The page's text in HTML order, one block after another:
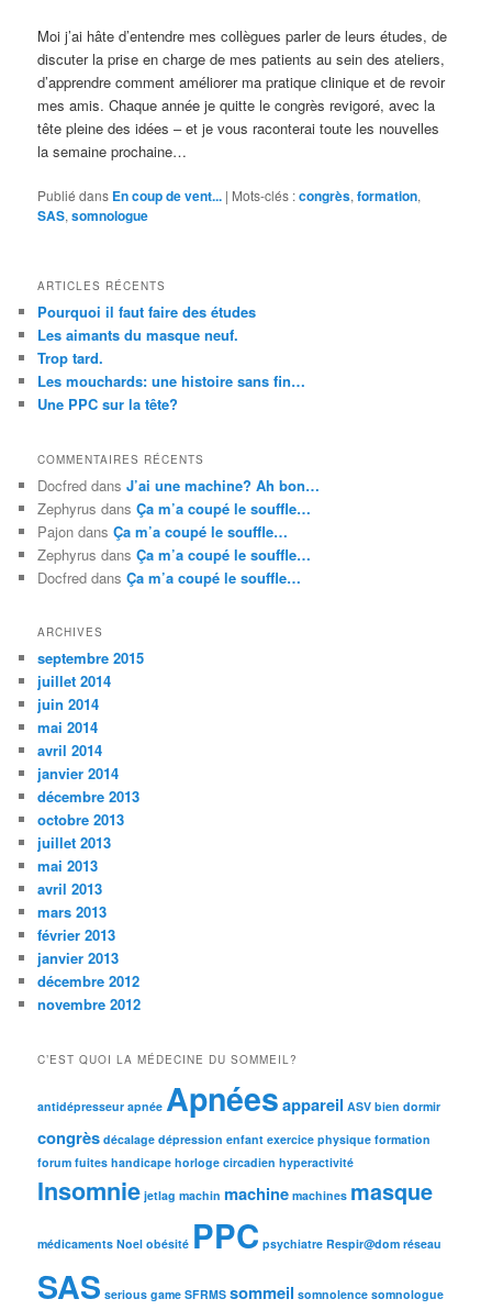
Moi j’ai hâte d’entendre mes collègues parler de leurs études, de
discuter la prise en charge de mes patients au sein des ateliers,
d’apprendre comment améliorer ma pratique clinique et de revoir
mes amis. Chaque année je quitte le congrès revigoré, avec la
tête pleine des idées – et je vous raconterai toute les nouvelles
la semaine prochaine…
Publié dans En coup de vent... | Mots-clés :congrès,formation,
SAS,somnologue
ARTICLES RÉCENTS
Pourquoi il faut faire des études
Les aimants du masque neuf.
Trop tard.
Les mouchards: une histoire sans fin…
Une PPC sur la tête?
COMMENTAIRES RÉCENTS
Docfred dansJ’ai une machine? Ah bon…
Zephyrus dansÇa m’a coupé le souffle…
Pajon dansÇa m’a coupé le souffle…
Zephyrus dansÇa m’a coupé le souffle…
Docfred dansÇa m’a coupé le souffle…
ARCHIVES
septembre 2015
juillet 2014
juin 2014
mai 2014
avril 2014
janvier 2014
décembre 2013
octobre 2013
juillet 2013
mai 2013
avril 2013
mars 2013
février 2013
janvier 2013
décembre 2012
novembre 2012
C’EST QUOI LA MÉDECINE DU SOMMEIL?
antidépresseur apnée Apnéesappareil ASV bien dormir
congrès décalage dépression enfant exercice physique formation
forum fuites handicape horloge circadien hyperactivité
Insomnie jetlag machin machine machines masque
médicaments Noel obésité PPC psychiatre Respir@dom réseau
SAS serious game SFRMS sommeil somnolence somnologue